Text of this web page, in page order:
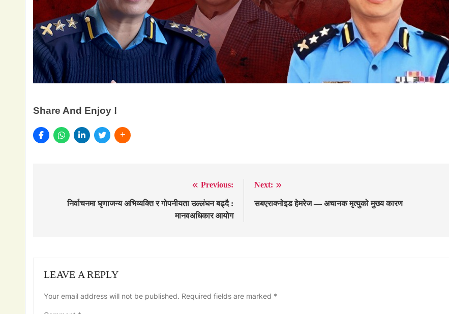
Share And Enjoy !
navigation
Previous:
निर्वाचनमा घृणाजन्य अभिव्यक्ति र गोपनीयता उल्लंघन बढ्दै :
मानवअधिकार आयोग
Next:
सबएराक्नोइड हेमरेज — अचानक मृत्युको मुख्य कारण
LEAVE A REPLY
Your email address will not be published. Required fields are marked *